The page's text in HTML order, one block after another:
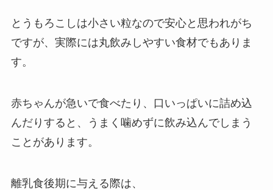
とうもろこしは小さい粒なので安心と思われがち
ですが、実際には丸飲みしやすい食材でもありま
す。
赤ちゃんが急いで食べたり、口いっぱいに詰め込
んだりすると、うまく噛めずに飲み込んでしまう
ことがあります。
離乳食後期に与える際は、